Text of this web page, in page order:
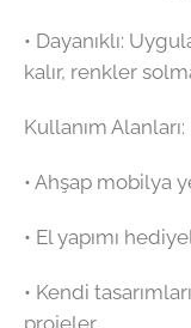
•⁠ ⁠Dayanıklı:
kalır, renkler
Kullanım Alanları:
•⁠ ⁠Ahşap mobilya
•⁠ ⁠El yapımı
•⁠ ⁠Kendi